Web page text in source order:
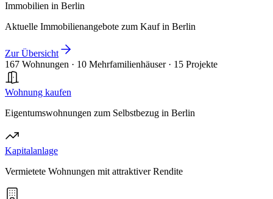
Immobilien in Berlin
Aktuelle Immobilienangebote zum Kauf in Berlin
Zur Übersicht
167 Wohnungen · 10 Mehrfamilienhäuser · 15 Projekte
Wohnung kaufen
Eigentumswohnungen zum Selbstbezug in Berlin
Kapitalanlage
Vermietete Wohnungen mit attraktiver Rendite